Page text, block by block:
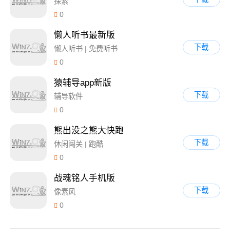
0
懒人听书最新版
懒人听书 | 免费听书
0
下载
猿辅导app新版
辅导软件
0
下载
熊出没之熊大快跑
休闲闯关 | 跑酷
0
下载
战魂铭人手机版
像素风
0
下载